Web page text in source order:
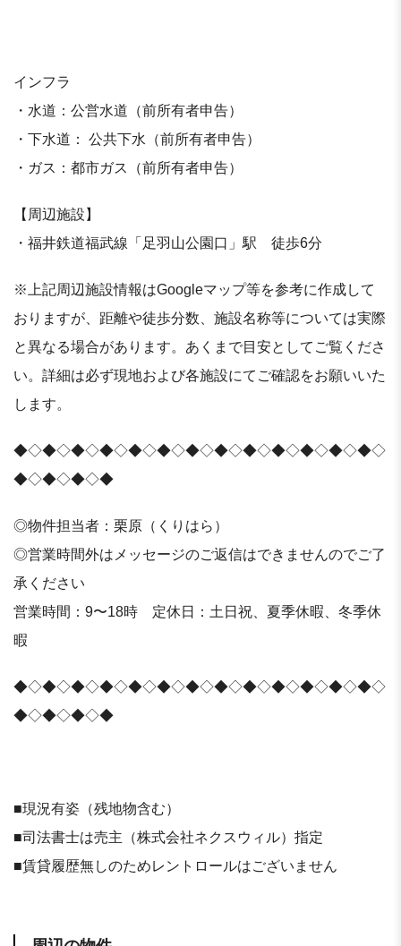
インフラ
・水道：公営水道（前所有者申告）
・下水道： 公共下水（前所有者申告）
・ガス：都市ガス（前所有者申告）
【周辺施設】
・福井鉄道福武線「足羽山公園口」駅 徒歩6分
※上記周辺施設情報はGoogleマップ等を参考に作成して
おりますが、距離や徒歩分数、施設名称等については実際
と異なる場合があります。あくまで目安としてご覧くださ
い。詳細は必ず現地および各施設にてご確認をお願いいた
します。
◆◇◆◇◆◇◆◇◆◇◆◇◆◇◆◇◆◇◆◇◆◇◆◇◆◇
◆◇◆◇◆◇◆
◎物件担当者：栗原（くりはら）
◎営業時間外はメッセージのご返信はできませんのでご了
承ください
営業時間：9〜18時 定休日：土日祝、夏季休暇、冬季休
暇
◆◇◆◇◆◇◆◇◆◇◆◇◆◇◆◇◆◇◆◇◆◇◆◇◆◇
◆◇◆◇◆◇◆
■現況有姿（残地物含む）
■司法書士は売主（株式会社ネクスウィル）指定
■賃貸履歴無しのためレントロールはございません